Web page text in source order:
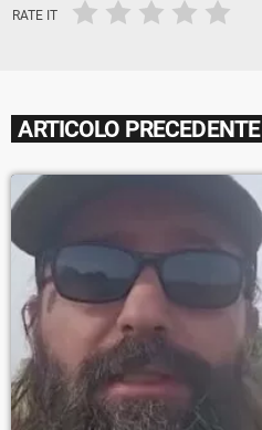
RATE IT
ARTICOLO PRECEDENTE